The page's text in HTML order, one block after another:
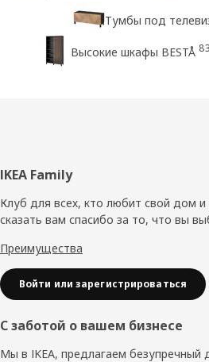
Тумбы под
Высокие шкафы BESTÅ 83
Нижний
колонтитул
IKEA Family
Клуб для всех, кто любит свой дом
сказать вам спасибо за то, что вы
Преимущества
Войти или зарегистрироваться
С заботой о вашем бизнесе
Мы в IKEA, предлагаем безупречный